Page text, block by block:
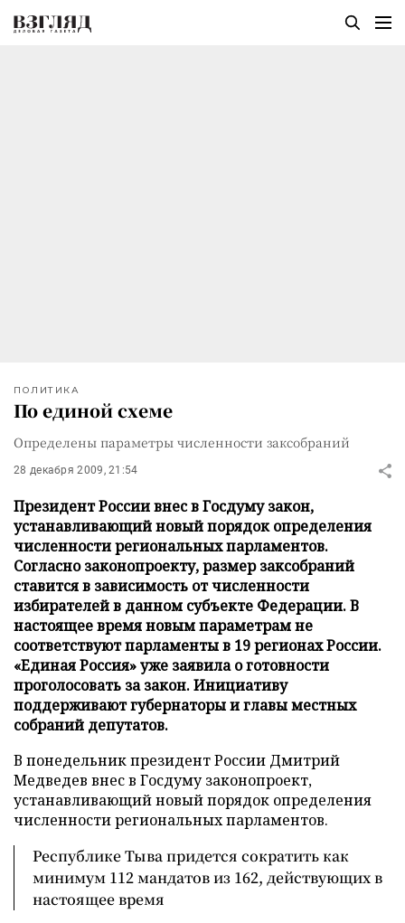
ПОЛИТИКА
По единой схеме
Определены параметры численности заксобраний
28 декабря 2009, 21:54
Президент России внес в Госдуму закон,
устанавливающий новый порядок определения
численности региональных парламентов.
Согласно законопроекту, размер заксобраний
ставится в зависимость от численности
избирателей в данном субъекте Федерации. В
настоящее время новым параметрам не
соответствуют парламенты в 19 регионах России.
«Единая Россия» уже заявила о готовности
проголосовать за закон. Инициативу
поддерживают губернаторы и главы местных
собраний депутатов.
В понедельник президент России Дмитрий
Медведев внес в Госдуму законопроект,
устанавливающий новый порядок определения
численности региональных парламентов.
Республике Тыва придется сократить как
минимум 112 мандатов из 162, действующих в
настоящее время